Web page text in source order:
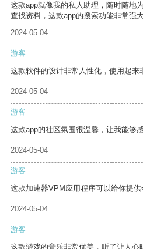
这款app就像我的私人助理，随时随地
查找资料，这款app的搜索功能非常强
2024-05-04
游客
这款软件的设计非常人性化，使用起来
2024-05-04
游客
这款app的社区氛围很温馨，让我能够
2024-05-04
游客
这款加速器VPM应用程序可以给你提供
2024-05-04
游客
这款游戏的音乐非常优美，听了让人心